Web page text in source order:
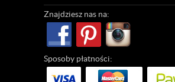
Znajdziesz nas na:
Sposoby płatności: